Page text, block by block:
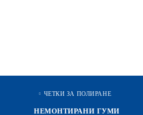
ЧЕТКИ ЗА ПОЛИРАНЕ
НЕМОНТИРАНИ ГУМИ